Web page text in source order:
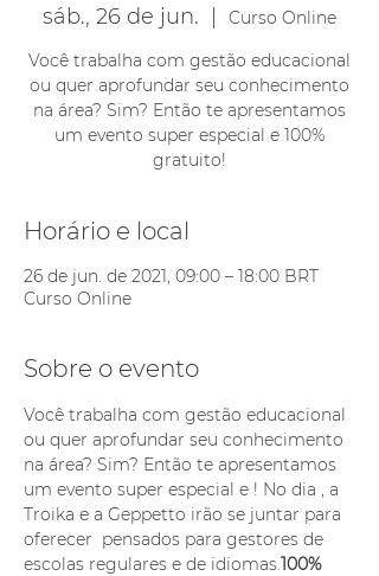
sáb., 26 de jun.
Curso Online
Você trabalha com gestão educacional
ou quer aprofundar seu conhecimento
na área? Sim? Então te apresentamos
um evento super especial e 100%
gratuito!
Horário e local
26 de jun. de 2021, 09:00 – 18:00 BRT
Curso Online
Sobre o evento
Você trabalha com gestão educacional
ou quer aprofundar seu conhecimento
na área? Sim? Então te apresentamos
um evento super especial e ! No dia , a
Troika e a Geppetto irão se juntar para
oferecer pensados para gestores de
escolas regulares e de idiomas.100%